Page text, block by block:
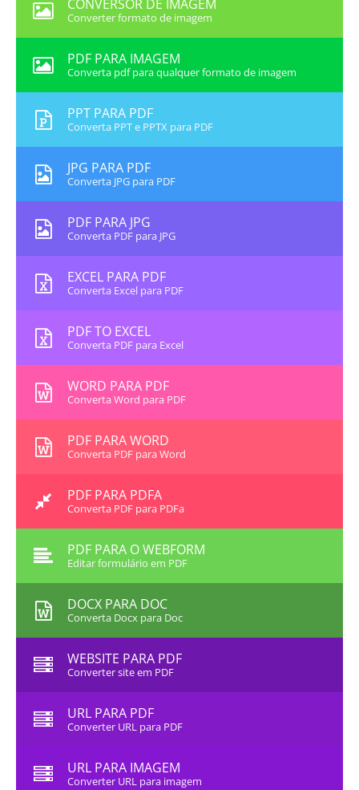
CONVERSOR DE IMAGEM
Converter formato de imagem
PDF PARA IMAGEM
Converta pdf para qualquer formato de imagem
PPT PARA PDF
Converta PPT e PPTX para PDF
JPG PARA PDF
Converta JPG para PDF
PDF PARA JPG
Converta PDF para JPG
EXCEL PARA PDF
Converta Excel para PDF
PDF TO EXCEL
Converta PDF para Excel
WORD PARA PDF
Converta Word para PDF
PDF PARA WORD
Converta PDF para Word
PDF PARA PDFA
Converta PDF para PDFa
PDF PARA O WEBFORM
Editar formulário em PDF
DOCX PARA DOC
Converta Docx para Doc
WEBSITE PARA PDF
Converter site em PDF
URL PARA PDF
Converter URL para PDF
URL PARA IMAGEM
Converter URL para imagem